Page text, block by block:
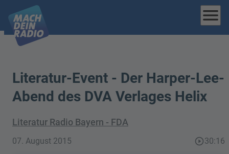
menu
Literatur-Event - Der Harper-Lee-
Abend des DVA Verlages Helix
Literatur Radio Bayern - FDA
07. August 2015 play_circle_outline30:16